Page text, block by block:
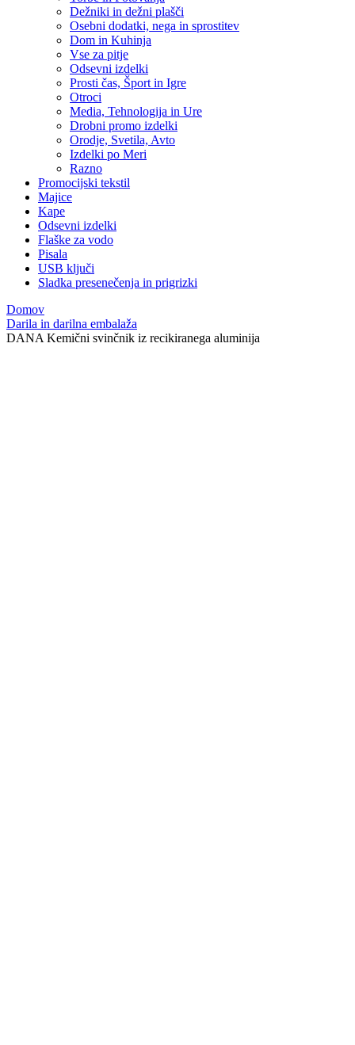
Dežniki in dežni plašči
Osebni dodatki, nega in sprostitev
Dom in Kuhinja
Vse za pitje
Odsevni izdelki
Prosti čas, Šport in Igre
Otroci
Media, Tehnologija in Ure
Drobni promo izdelki
Orodje, Svetila, Avto
Izdelki po Meri
Razno
Promocijski tekstil
Majice
Kape
Odsevni izdelki
Flaške za vodo
Pisala
USB ključi
Sladka presenečenja in prigrizki
Domov
Darila in darilna embalaža
DANA Kemični svinčnik iz recikiranega aluminija